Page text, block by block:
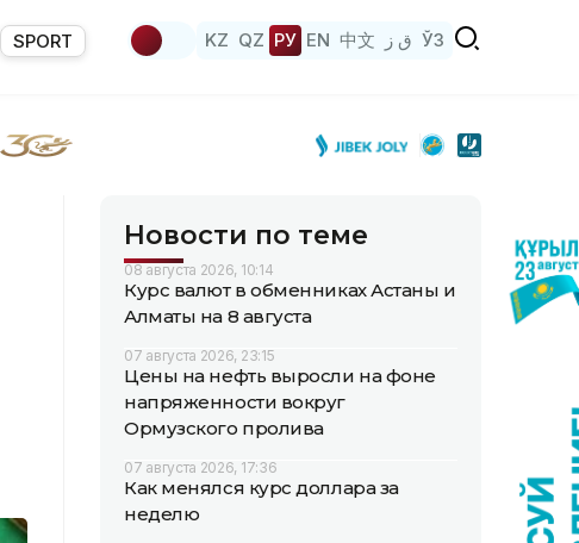
SPORT KZ QZ РУ EN 中文 ق ز ЎЗ
Новости по теме
08 августа 2026, 10:14
Курс валют в обменниках Астаны и
Алматы на 8 августа
07 августа 2026, 23:15
Цены на нефть выросли на фоне
напряженности вокруг
Ормузского пролива
07 августа 2026, 17:36
Как менялся курс доллара за
неделю